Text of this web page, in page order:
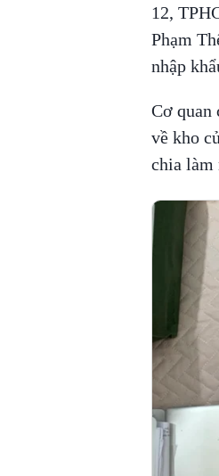
12,
Phạm
nhập
Cơ quan
về kho
chia làm